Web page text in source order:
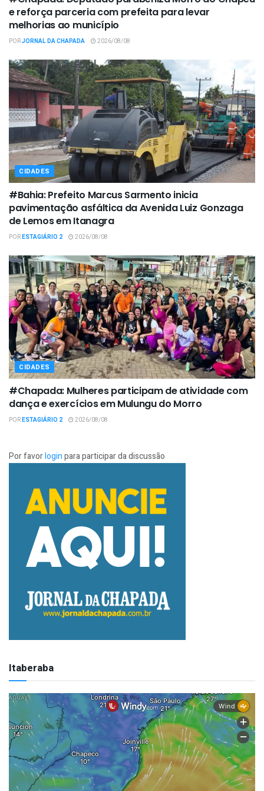
e reforça parceria com prefeita para levar
melhorias ao município
PORJORNAL DA CHAPADA 2026/08/08
CIDADES
#Bahia: Prefeito Marcus Sarmento inicia
pavimentação asfáltica da Avenida Luiz Gonzaga
de Lemos em Itanagra
PORESTAGIÁRIO 2 2026/08/08
CIDADES
#Chapada: Mulheres participam de atividade com
dança e exercícios em Mulungu do Morro
PORESTAGIÁRIO 2 2026/08/08
Por favorloginpara participar da discussão
Itaberaba